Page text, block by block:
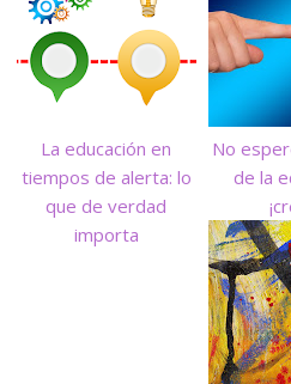
La educación en
tiempos de alerta: lo
que de verdad
importa
No
de la